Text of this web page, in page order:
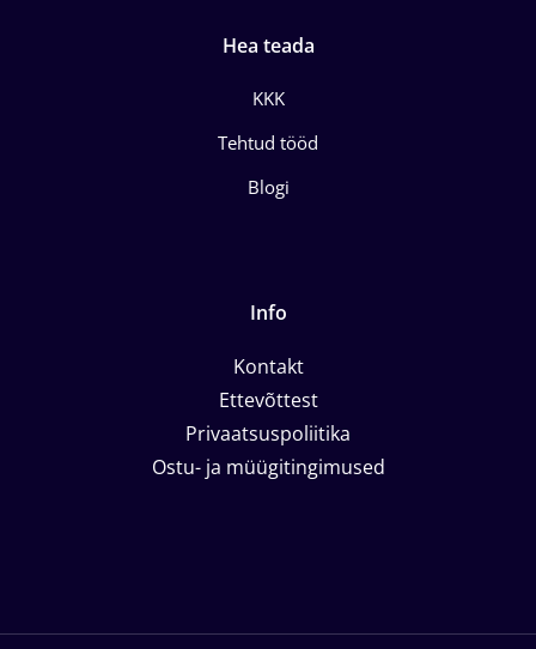
Hea teada
KKK
Tehtud tööd
Blogi
Info
Kontakt
Ettevõttest
Privaatsuspoliitika
Ostu- ja müügitingimused